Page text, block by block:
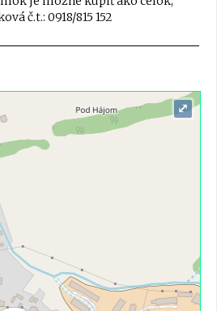
č.t.: 0918/815 152
⤢